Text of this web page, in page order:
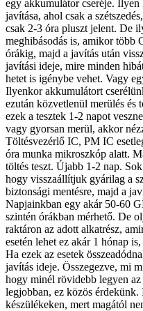
egy akkumulátor cseréje. Ilyen
javítása, ahol csak a
csak 2-3 óra pluszt jelent. De
meghibásodás is, amikor több
órákig, majd a javítás után
javítási ideje, mire minden
hetet is igénybe vehet. Vagy
Ilyenkor akkumulátort
ezután közvetlenül merülés és
ezek a tesztek 1-2 napot
vagy gyorsan merül, akkor
Töltésvezérlő IC, PM IC
óra munka mikroszkóp alatt.
töltés teszt. Újabb 1-2 nap.
hogy visszaállítjuk gyárilag a
biztonsági mentésre, majd a
Napjainkban egy akár 50-60
szintén órákban mérhető. De
raktáron az adott alkatrész,
esetén lehet ez akár 1 hónap
Ha ezek az esetek
javítás ideje. Összegezve, mi
hogy minél rövidebb legyen
legjobban, ez közös érdekünk.
készülékeken, mert magától